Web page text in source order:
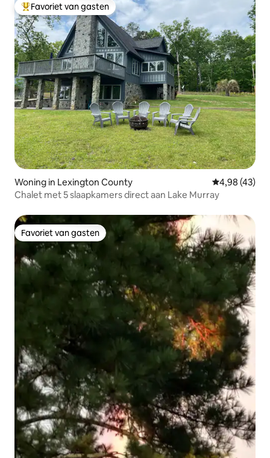
Topfavoriet van gasten
Favoriet van gasten
Woning in Lexington County Gemiddelde
4,98 (43)
Chalet met 5 slaapkamers direct aan Lake Murray
Favoriet van gasten
Favoriet van gasten